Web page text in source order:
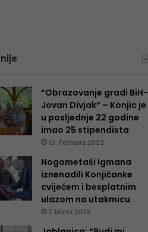
“Obrazovanje gradi BiH-
Jovan Divjak“ – Konjic je
u posljednje 22 godine
imao 25 ​​stipendista
15. Februara 2023.
Nogometaši Igmana
iznenadili Konjičanke
cvijećem i besplatnim
ulazom na utakmicu
7. Marta 2025.